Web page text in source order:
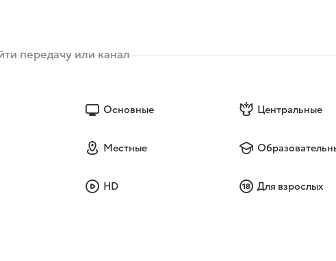
Основные Центральные
Местные
HD Для взрослых